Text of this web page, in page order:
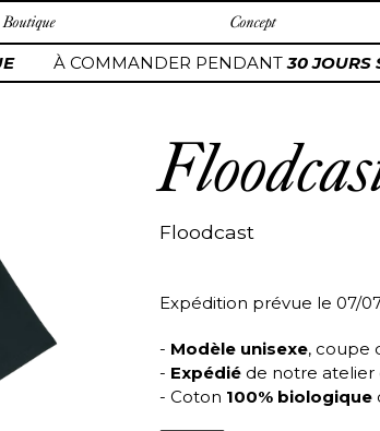
Boutique Concept
À COMMANDER PENDANT30 JOURS
Floodcast
Expédition prévue le 07/
- Modèle unisexe, coupe
- Expédié de notre atelier
- Coton 100% biologique